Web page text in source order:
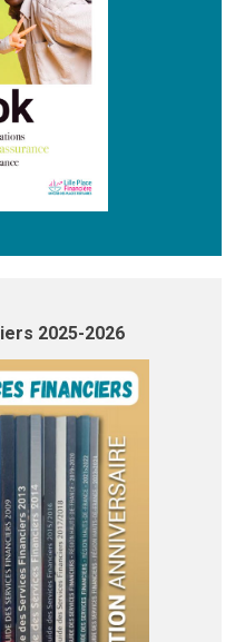
2025-2026